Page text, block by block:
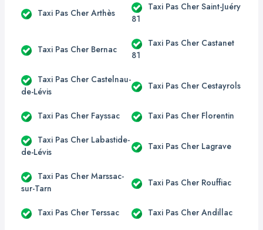
Taxi Pas Cher Arthès
Taxi Pas Cher Saint-Juéry
81
Taxi Pas Cher Bernac
Taxi Pas Cher Castanet
81
Taxi Pas Cher Castelnau-
de-Lévis
Taxi Pas Cher Cestayrols
Taxi Pas Cher Fayssac Taxi Pas Cher Florentin
Taxi Pas Cher Labastide-
de-Lévis
Taxi Pas Cher Lagrave
Taxi Pas Cher Marssac-
sur-Tarn
Taxi Pas Cher Rouffiac
Taxi Pas Cher Terssac Taxi Pas Cher Andillac